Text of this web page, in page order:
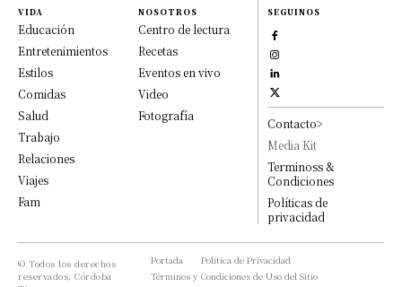
VIDA
Educación
Entretenimientos
Estilos
Comidas
Salud
Trabajo
Relaciones
Viajes
Fam
NOSOTROS
Centro de lectura
Recetas
Eventos en vivo
Video
Fotografía
SEGUINOS
Contacto>
Media Kit
Terminoss &
Condiciones
Políticas de
privacidad
© Todos los derechos
reservados, Córdoba
Portada
Política de Privacidad
Términos y Condiciones de Uso del Sitio